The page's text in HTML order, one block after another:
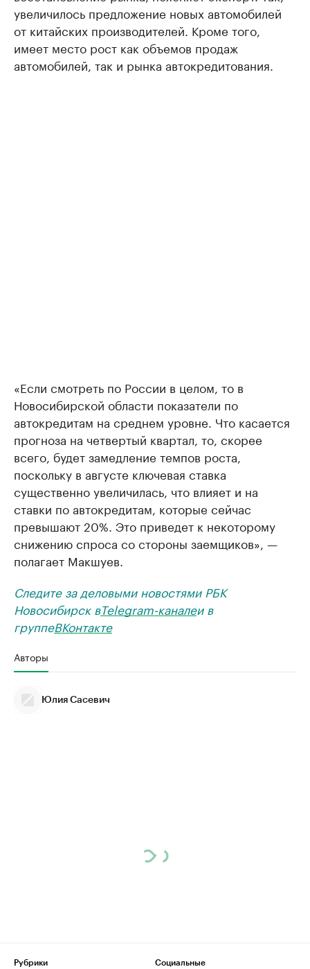
увеличилось предложение новых автомобилей
от китайских производителей. Кроме того,
имеет место рост как объемов продаж
автомобилей, так и рынка автокредитования.
«Если смотреть по России в целом, то в
Новосибирской области показатели по
автокредитам на среднем уровне. Что касается
прогноза на четвертый квартал, то, скорее
всего, будет замедление темпов роста,
поскольку в августе ключевая ставка
существенно увеличилась, что влияет и на
ставки по автокредитам, которые сейчас
превышают 20%. Это приведет к некоторому
снижению спроса со стороны заемщиков», —
полагает Макшуев.
Следите за деловыми новостями РБК
Новосибирск вTelegram-каналеи в
группеВКонтакте
Авторы
Юлия Сасевич
Рубрики
Социальные